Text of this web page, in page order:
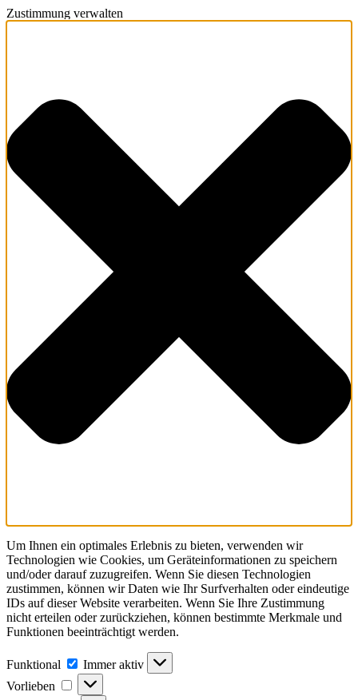
Zustimmung verwalten
Um Ihnen ein optimales Erlebnis zu bieten, verwenden wir
Technologien wie Cookies, um Geräteinformationen zu speichern
und/oder darauf zuzugreifen. Wenn Sie diesen Technologien
zustimmen, können wir Daten wie Ihr Surfverhalten oder eindeutige
IDs auf dieser Website verarbeiten. Wenn Sie Ihre Zustimmung
nicht erteilen oder zurückziehen, können bestimmte Merkmale und
Funktionen beeinträchtigt werden.
Funktional
Immer aktiv
Vorlieben